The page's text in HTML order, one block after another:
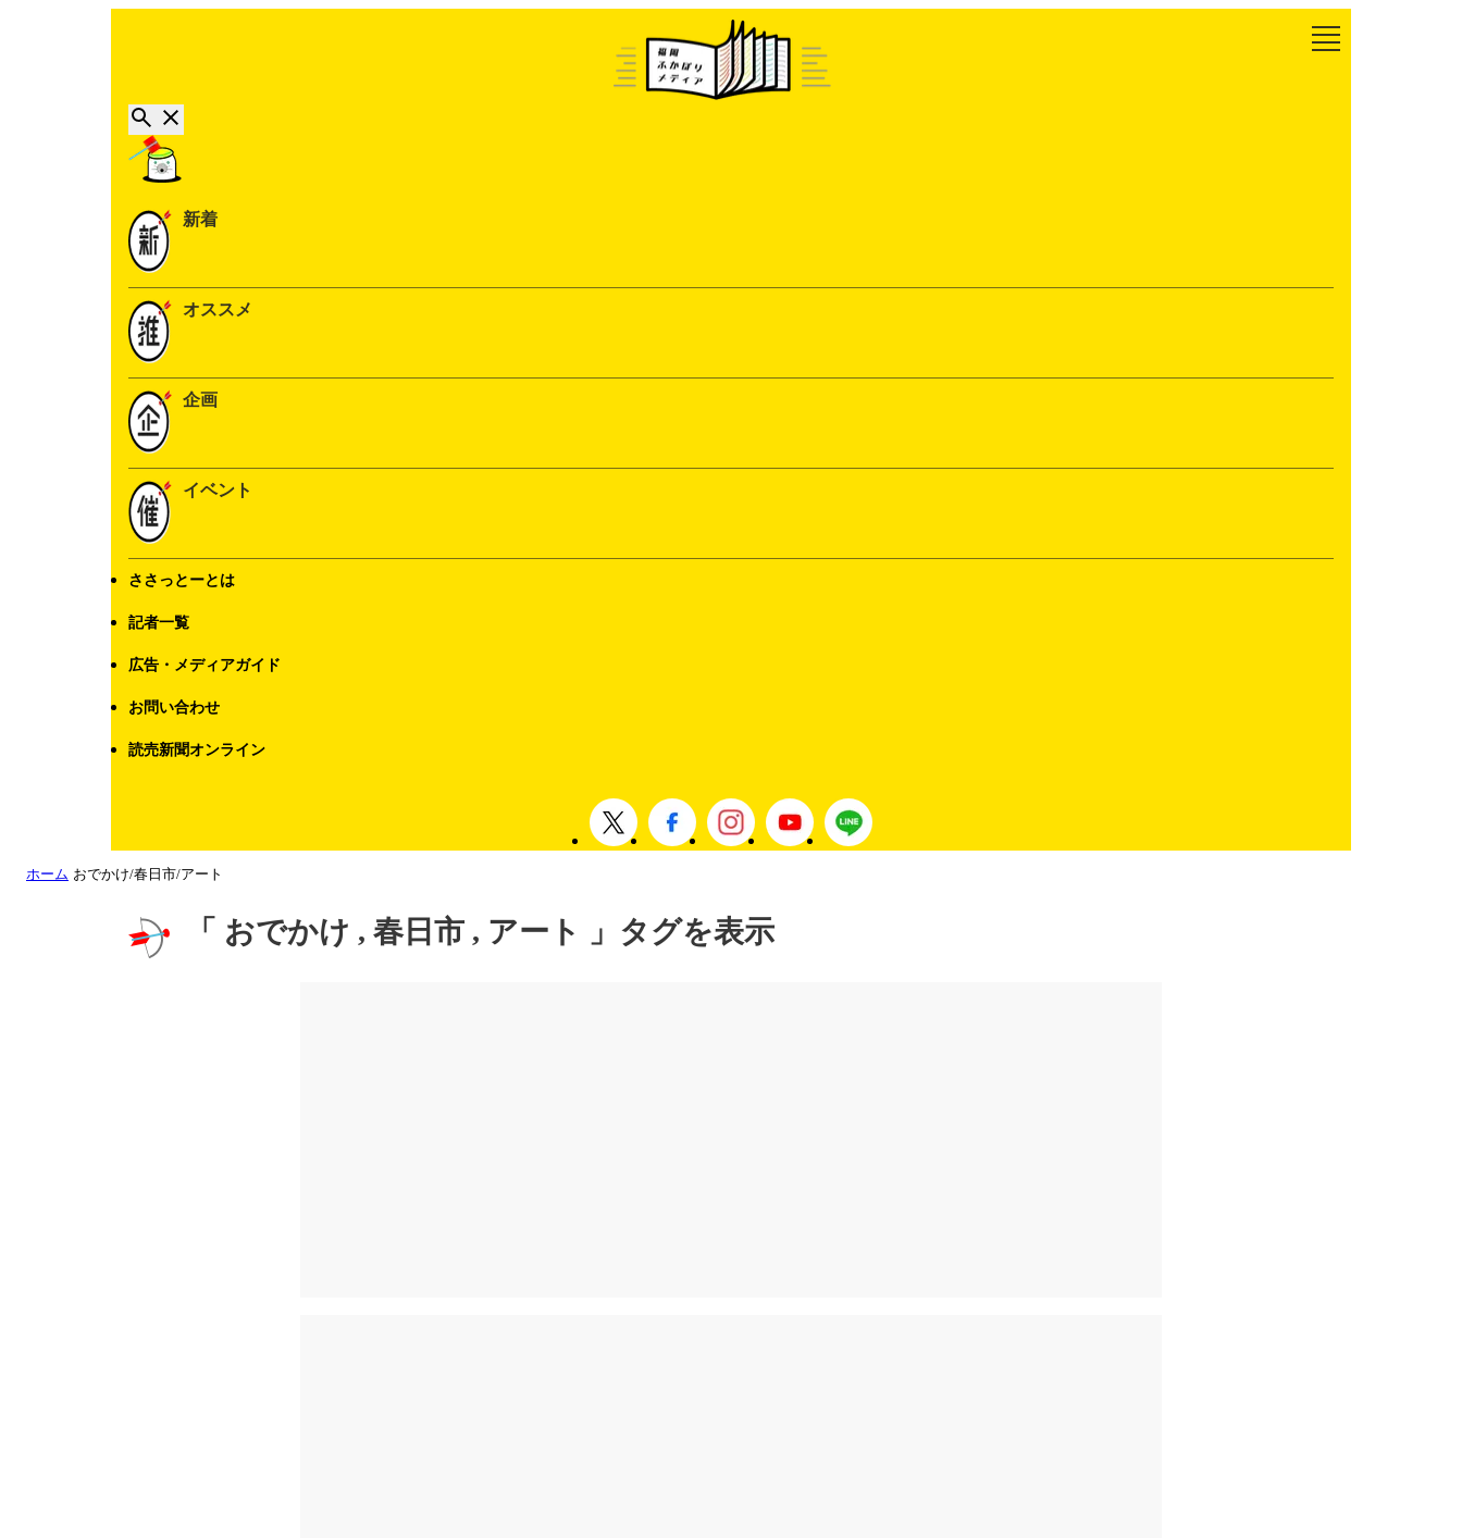
新着
オススメ
企画
イベント
ささっとーとは
記者一覧
広告・メディアガイド
お問い合わせ
読売新聞オンライン
ホーム おでかけ/春日市/アート
「 おでかけ , 春日市 , アート 」タグを表示